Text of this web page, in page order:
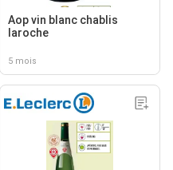
Aop vin blanc chablis
laroche
5 mois